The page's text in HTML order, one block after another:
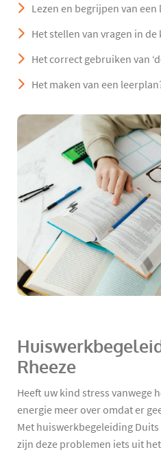
Lezen en begrijpen van een
Het stellen van vragen in de
Het correct gebruiken van
Het maken van een
Rheeze
Heeft uw kind stress vanwege
energie meer over omdat er
Met huiswerkbegeleiding
zijn deze problemen iets uit